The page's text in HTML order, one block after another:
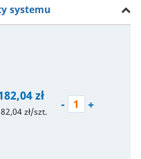
systemu
zł
zł/szt.
- +